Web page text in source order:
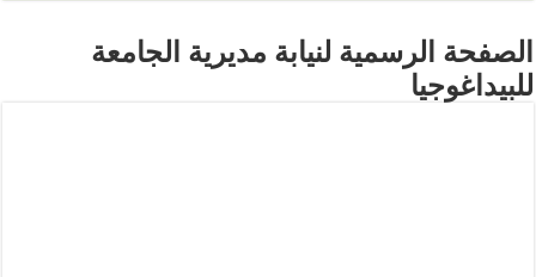
الصفحة الرسمية لنيابة مديرية الجامعة
للبيداغوجيا